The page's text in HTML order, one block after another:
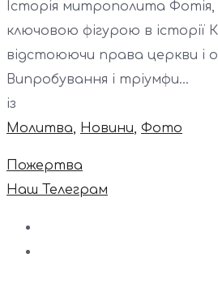
Історія митрополита Фотія,
ключовою фігурою в історії
відстоюючи права церкви і
Випробування і тріумфи...
із
Молитва, Новини, Фото
Пожертва
Наш Телеграм